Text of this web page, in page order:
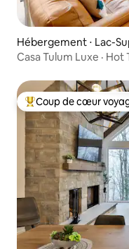
Hébergement ⋅ Lac-
Casa Tulum Luxe ·
Coups de cœur
Coup de cœur